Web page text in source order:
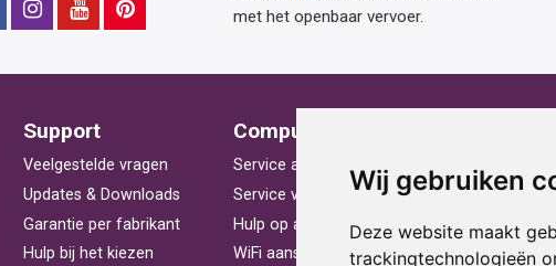
Wij gebruiken
Deze website maakt
trackingtechnologieën
met het openbaar vervoer.
Support
Veelgestelde vragen
Updates & Downloads
Garantie per fabrikant
Hulp bij het kiezen
Computerhulp
Service aan huis
Service voor bedrijven
Hulp op afstand
WiFi aansluiten
Statafel huren
Laptop huren
Beamer huren
Racestoel